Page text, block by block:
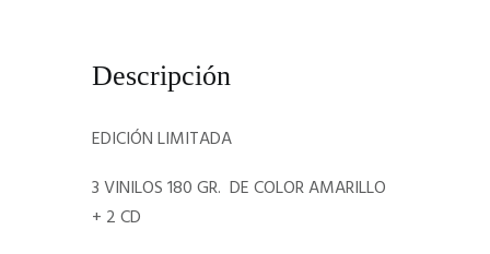
+
CD.
LIMITADA.
VINILOS
Descripción
EDICIÓN LIMITADA
3 VINILOS 180 GR. DE COLOR AMARILLO
+ 2 CD